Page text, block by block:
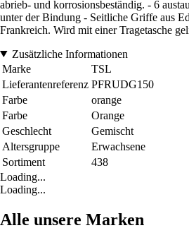
abrieb- und korrosionsbeständig. - 6
unter der Bindung - Seitliche Griffe aus
Frankreich. Wird mit einer Tragetasche
Zusätzliche Informationen
Marke
TSL
Lieferantenreferenz PFRUDG150
Farbe
orange
Farbe
Orange
Geschlecht
Gemischt
Altersgruppe
Erwachsene
Sortiment
438
Loading...
Loading...
Alle unsere Marken